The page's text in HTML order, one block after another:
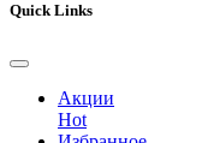
Quick Links
Акции
Hot